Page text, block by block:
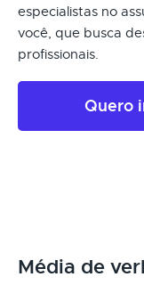
especialistas no
você, que busca
profissionais.
Quero
Média de